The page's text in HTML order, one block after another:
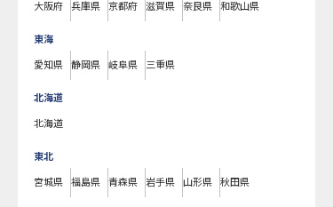
大阪府 兵庫県 京都府 滋賀県 奈良県 和歌山県
東海
愛知県 静岡県 岐阜県 三重県
北海道
北海道
東北
宮城県 福島県 青森県 岩手県 山形県 秋田県